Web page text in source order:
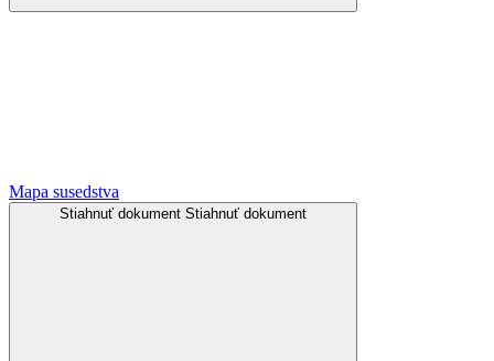
Mapa susedstva
Stiahnuť dokument Stiahnuť dokument